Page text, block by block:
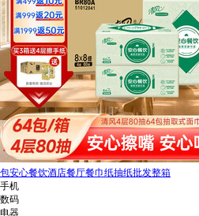
包安心餐饮酒店餐厅餐巾纸抽纸批发整箱
手机
数码
电器